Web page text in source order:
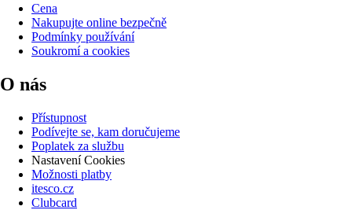
Cena
Nakupujte online bezpečně
Podmínky používání
Soukromí a cookies
O nás
Přístupnost
Podívejte se, kam doručujeme
Poplatek za službu
Nastavení Cookies
Možnosti platby
itesco.cz
Clubcard